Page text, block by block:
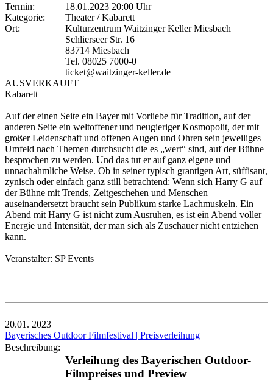
Termin:
18.01.2023 20:00 Uhr
Kategorie:
Theater / Kabarett
Ort:
Kulturzentrum Waitzinger Keller Miesbach
Schlierseer Str. 16
83714 Miesbach
Tel. 08025 7000-0
ticket@waitzinger-keller.de
AUSVERKAUFT
Kabarett
Auf der einen Seite ein Bayer mit Vorliebe für Tradition, auf der
anderen Seite ein weltoffener und neugieriger Kosmopolit, der mit
großer Leidenschaft und offenen Augen und Ohren sein jeweiliges
Umfeld nach Themen durchsucht die es „wert“ sind, auf der Bühne
besprochen zu werden. Und das tut er auf ganz eigene und
unnachahmliche Weise. Ob in seiner typisch grantigen Art, süffisant,
zynisch oder einfach ganz still betrachtend: Wenn sich Harry G auf
der Bühne mit Trends, Zeitgeschehen und Menschen
auseinandersetzt braucht sein Publikum starke Lachmuskeln. Ein
Abend mit Harry G ist nicht zum Ausruhen, es ist ein Abend voller
Energie und Intensität, der man sich als Zuschauer nicht entziehen
kann.
Veranstalter: SP Events
20.01. 2023
Bayerisches Outdoor Filmfestival | Preisverleihung
Beschreibung:
Verleihung des Bayerischen Outdoor-
Filmpreises und Preview